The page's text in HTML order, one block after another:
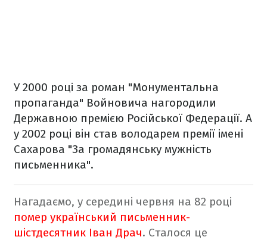
У 2000 році за роман "Монументальна
пропаганда" Войновича нагородили
Державною премією Російської Федерації. А
у 2002 році він став володарем премії імені
Сахарова "За громадянську мужність
письменника".
Нагадаємо, у середині червня на 82 році
помер український письменник-
шістдесятник Іван Драч. Сталося це